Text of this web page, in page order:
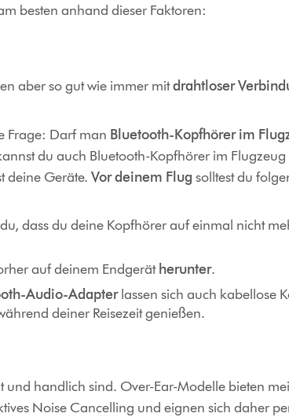
besten anhand dieser Faktoren:
aber so gut wie immer mitdrahtloser
Frage: Darf man Bluetooth-Kopfhörer im
du auch Bluetooth-Kopfhörer im
deine Geräte. Vor deinem Flug solltest du
dass du deine Kopfhörer auf einmal nicht
auf deinem Endgerätherunter.
Audio-Adapterlassen sich auch kabellose
deiner Reisezeit genießen.
handlich sind. Over-Ear-Modelle bieten
Noise Cancelling und eignen sich daher